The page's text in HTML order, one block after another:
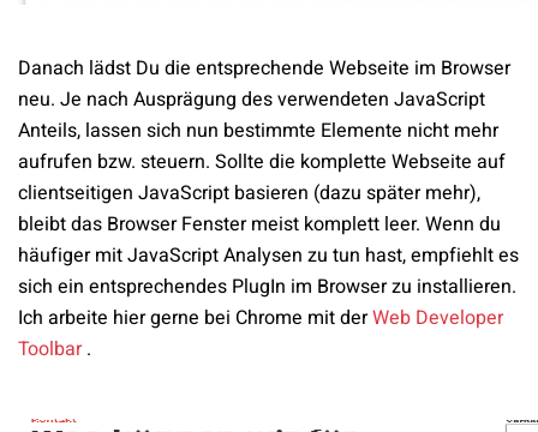
Danach lädst Du die entsprechende Webseite im Browser
neu. Je nach Ausprägung des verwendeten JavaScript
Anteils, lassen sich nun bestimmte Elemente nicht mehr
aufrufen bzw. steuern. Sollte die komplette Webseite auf
clientseitigen JavaScript basieren (dazu später mehr),
bleibt das Browser Fenster meist komplett leer. Wenn du
häufiger mit JavaScript Analysen zu tun hast, empfiehlt es
sich ein entsprechendes PlugIn im Browser zu installieren.
Ich arbeite hier gerne bei Chrome mit derWeb Developer
Toolbar.